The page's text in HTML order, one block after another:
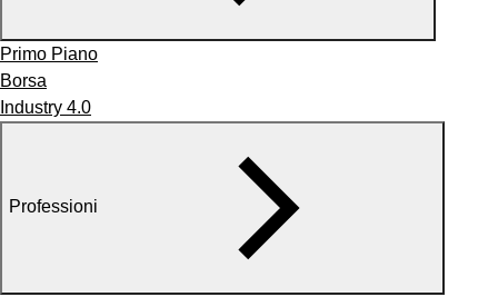
Primo Piano
Borsa
Industry 4.0
Professioni